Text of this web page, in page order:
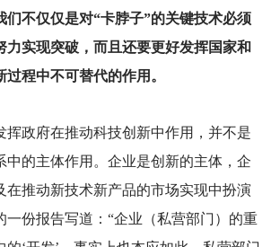
们不仅仅是对“卡脖子”的关键技术必须
力实现突破，而且还要更好发挥国家和
程中不可替代的作用。
挥政府在推动科技创新中作用，并不是
中的主体作用。企业是创新的主体，企
在推动新技术新产品的市场实现中扮演
一份报告写道：“企业（私营部门）的重